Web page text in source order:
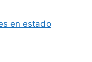
en estado